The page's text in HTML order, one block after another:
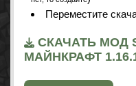
Переместите
СКАЧАТЬ МОД
МАЙНКРАФТ